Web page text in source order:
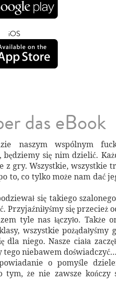
iOS
das eBook
naszym wspólnym
będziemy się nim dzielić.
z gry. Wszystkie, wszystkie
to, co tylko może nam dać
się takiego
Przyjaźniłyśmy się przecież
tyle nas łączyło. Także
wszystkie pożądałyśmy
dla niego. Nasze ciała
tego niebawem
o pomyśle
tym, że nie zawsze kończy